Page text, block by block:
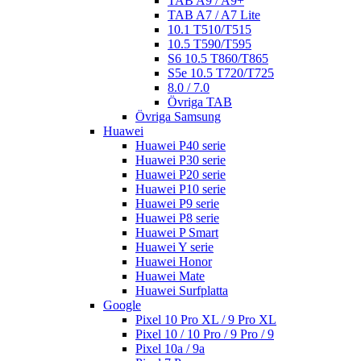
TAB A7 / A7 Lite
10.1 T510/T515
10.5 T590/T595
S6 10.5 T860/T865
S5e 10.5 T720/T725
8.0 / 7.0
Övriga TAB
Övriga Samsung
Huawei
Huawei P40 serie
Huawei P30 serie
Huawei P20 serie
Huawei P10 serie
Huawei P9 serie
Huawei P8 serie
Huawei P Smart
Huawei Y serie
Huawei Honor
Huawei Mate
Huawei Surfplatta
Google
Pixel 10 Pro XL / 9 Pro XL
Pixel 10 / 10 Pro / 9 Pro / 9
Pixel 10a / 9a